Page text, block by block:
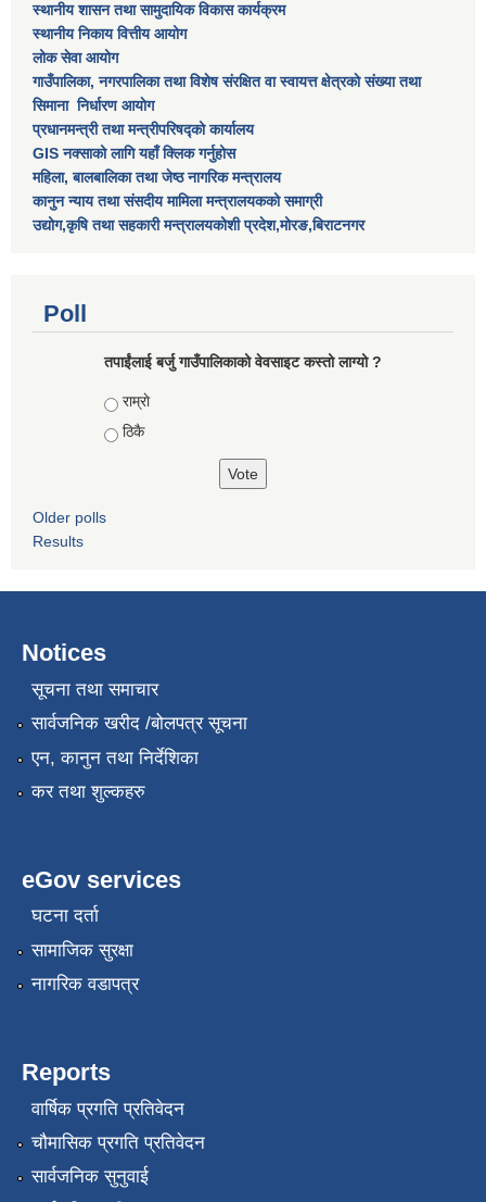
स्थानीय शासन तथा सामुदायिक विकास कार्यक्रम
स्थानीय निकाय वित्तीय आयोग
लोक सेवा आयोग
गाउँपालिका, नगरपालिका तथा विशेष स‌ंरक्षित वा स्वायत्त क्षेत्रकाे स‌ंख्या तथा
सिमाना निर्धारण आयाेग
प्रधानमन्त्री तथा मन्त्रीपरिषद्को कार्यालय
GIS नक्साको लागि यहाँ क्लिक गर्नुहोस
महिला, बालबालिका तथा जेष्ठ नागरिक मन्त्रालय
कानुन न्याय तथा संसदीय मामिला मन्त्रालयकको समाग्री
उद्योग,कृषि तथा सहकारी मन्त्रालयकोशी प्रदेश,मोरङ,बिराटनगर
Poll
तपाईंलाई बर्जु गाउँपालिकाको वेवसाइट कस्तो लाग्यो ?
Choices
राम्राे
ठिकै
Older polls
Results
Notices
सूचना तथा समाचार
सार्वजनिक खरीद /बोलपत्र सूचना
एन, कानुन तथा निर्देशिका
कर तथा शुल्कहरु
eGov services
घटना दर्ता
सामाजिक सुरक्षा
नागरिक वडापत्र
Reports
वार्षिक प्रगति प्रतिवेदन
चौमासिक प्रगति प्रतिवेदन
सार्वजनिक सुनुवाई